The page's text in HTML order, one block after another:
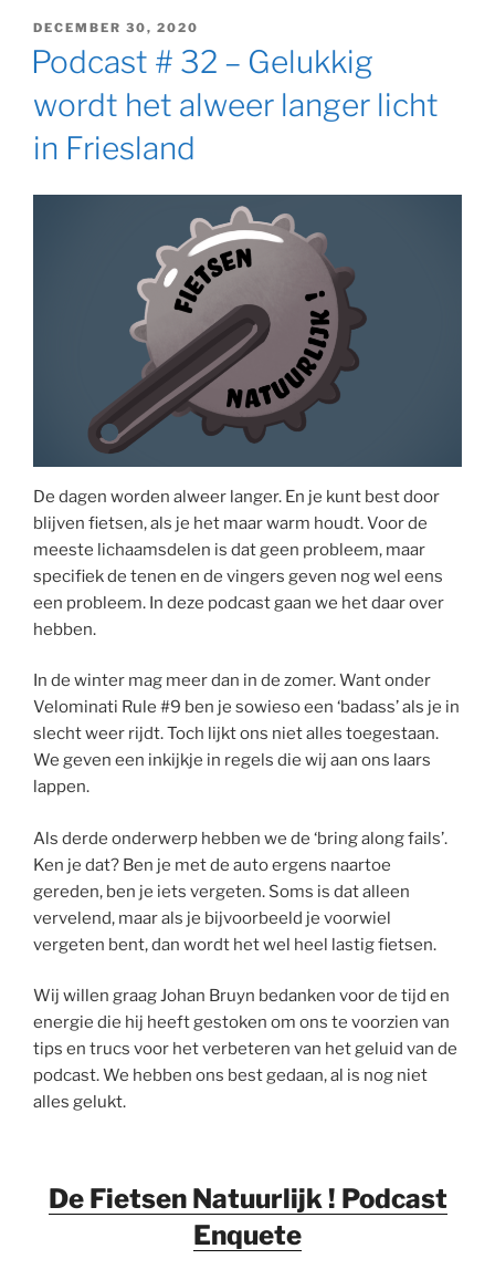
GEPLAATST
OP
DECEMBER 30, 2020
Podcast # 32 – Gelukkig
wordt het alweer langer licht
in Friesland
De dagen worden alweer langer. En je kunt best door
blijven fietsen, als je het maar warm houdt. Voor de
meeste lichaamsdelen is dat geen probleem, maar
specifiek de tenen en de vingers geven nog wel eens
een probleem. In deze podcast gaan we het daar over
hebben.
In de winter mag meer dan in de zomer. Want onder
Velominati Rule #9 ben je sowieso een ‘badass’ als je in
slecht weer rijdt. Toch lijkt ons niet alles toegestaan.
We geven een inkijkje in regels die wij aan ons laars
lappen.
Als derde onderwerp hebben we de ‘bring along fails’.
Ken je dat? Ben je met de auto ergens naartoe
gereden, ben je iets vergeten. Soms is dat alleen
vervelend, maar als je bijvoorbeeld je voorwiel
vergeten bent, dan wordt het wel heel lastig fietsen.
Wij willen graag Johan Bruyn bedanken voor de tijd en
energie die hij heeft gestoken om ons te voorzien van
tips en trucs voor het verbeteren van het geluid van de
podcast. We hebben ons best gedaan, al is nog niet
alles gelukt.
De Fietsen Natuurlijk ! Podcast
Enquete